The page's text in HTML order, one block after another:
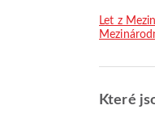
let z
Které